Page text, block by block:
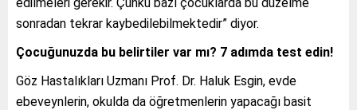
sonradan tekrar kaybedilebilmektedir” diyor.
Çocuğunuzda bu belirtiler var mı? 7 adımda test edin!
Göz Hastalıkları Uzmanı Prof. Dr. Haluk Esgin, evde
ebeveynlerin, okulda da öğretmenlerin yapacağı basit